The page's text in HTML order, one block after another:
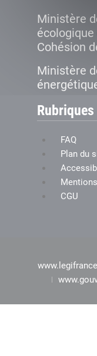
Ministère
Cohésion
Ministère
Rubriques
FAQ
Plan du
CGU